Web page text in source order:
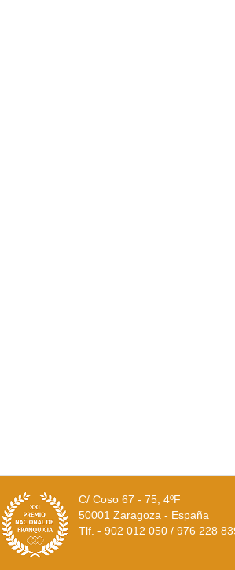
C/ Coso 67 - 75, 4ºF
50001 Zaragoza - España
Tlf. - 902 012 050 / 976 228